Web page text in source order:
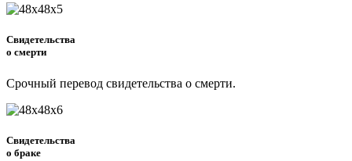
Свидетельства
о смерти
Срочный перевод свидетельства о смерти.
Свидетельства
о браке